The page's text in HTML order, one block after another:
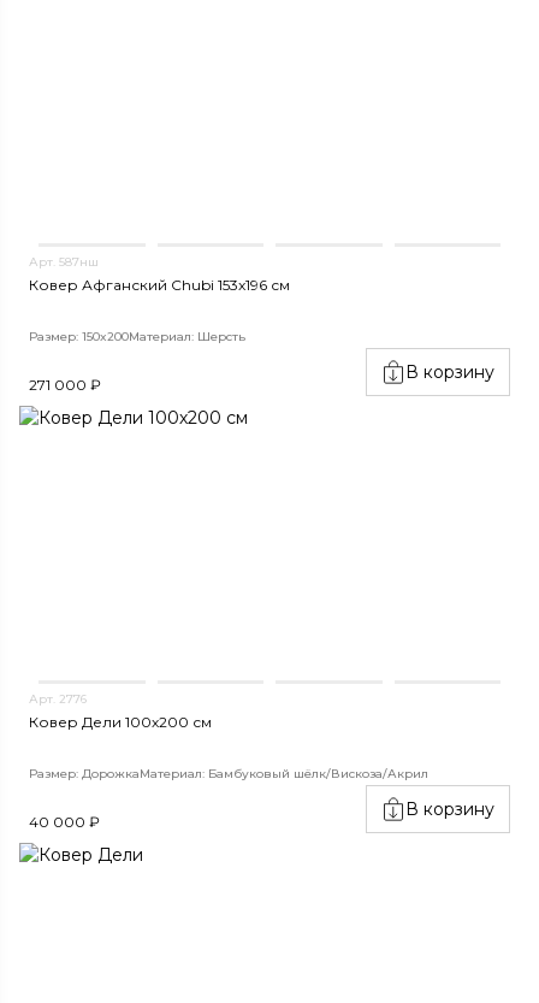
Арт. 587нш
Ковер Афганский Chubi 153x196 см
Размер: 150x200Материал: Шерсть
271 000 ₽
В корзину
Арт. 2776
Ковер Дели 100х200 см
Размер: ДорожкаМатериал: Бамбуковый шёлк/Вискоза/Акрил
40 000 ₽
В корзину